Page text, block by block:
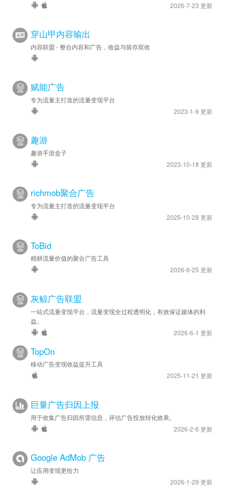
2026-7-23 更新
穿山甲内容输出
内容联盟 - 整合内容和广告，收益与留存双收
赋能广告
专为流量主打造的流量变现平台
2023-1-9 更新
趣游
趣游手游盒子
2023-10-18 更新
richmob聚合广告
专为流量主打造的流量变现平台
2025-10-28 更新
ToBid
精耕流量价值的聚合广告工具
2026-6-25 更新
灰鲸广告联盟
一站式流量变现平台，流量变现全过程透明化，有效保证媒体的利
益。
2026-6-1 更新
TopOn
移动广告变现收益提升工具
2025-11-21 更新
巨量广告归因上报
用于收集广告归因所需信息，评估广告投放转化效果。
2026-2-6 更新
Google AdMob 广告
让应用变现更给力
2026-1-29 更新